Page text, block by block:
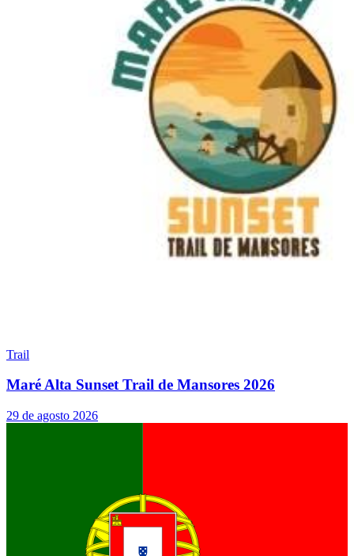
Trail
Maré Alta Sunset Trail de Mansores 2026
29 de agosto 2026